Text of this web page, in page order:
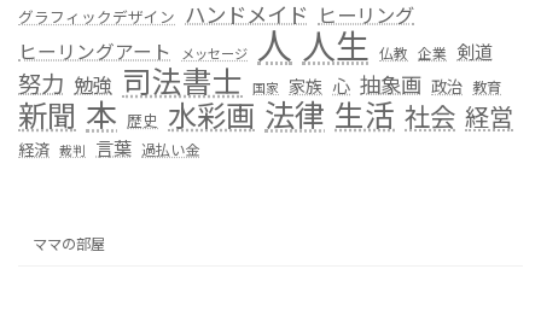
グラフィックデザイン ハンドメイド ヒーリング
ヒーリングアート メッセージ 人 人生 仏教 企業 剣道
努力 勉強 司法書士 国家 家族 心 抽象画 政治 教育
新聞 本 歴史 水彩画 法律 生活 社会 経営
経済 裁判 言葉 過払い金
ママの部屋